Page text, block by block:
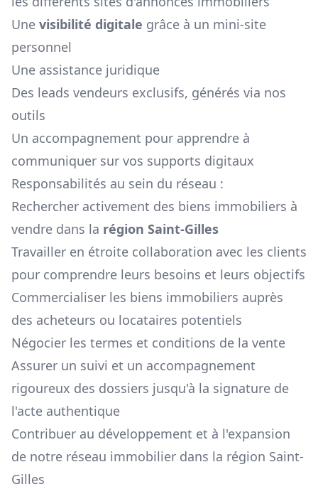
Une visibilité digitale grâce à un mini-site
personnel
Une assistance juridique
Des leads vendeurs exclusifs, générés via nos
outils
Un accompagnement pour apprendre à
communiquer sur vos supports digitaux
Responsabilités au sein du réseau :
Rechercher activement des biens immobiliers à
vendre dans la région Saint-Gilles
Travailler en étroite collaboration avec les clients
pour comprendre leurs besoins et leurs objectifs
Commercialiser les biens immobiliers auprès
des acheteurs ou locataires potentiels
Négocier les termes et conditions de la vente
Assurer un suivi et un accompagnement
rigoureux des dossiers jusqu'à la signature de
l'acte authentique
Contribuer au développement et à l'expansion
de notre réseau immobilier dans la région Saint-
Gilles